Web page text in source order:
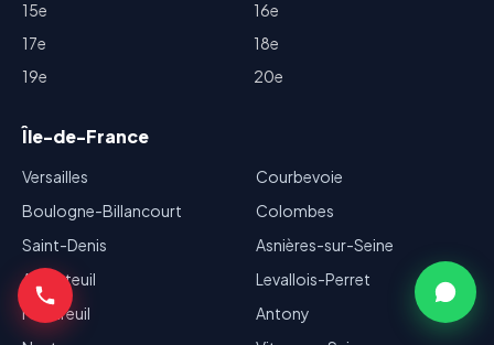
15e
16e
17e
18e
19e
20e
Île-de-France
Versailles
Boulogne-Billancourt
Saint-Denis
Argenteuil
Montreuil
Courbevoie
Colombes
Asnières-sur-Seine
Levallois-Perret
Antony